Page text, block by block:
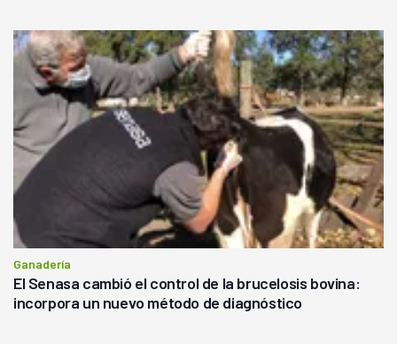
Ganadería
El Senasa cambió el control de la brucelosis bovina:
incorpora un nuevo método de diagnóstico